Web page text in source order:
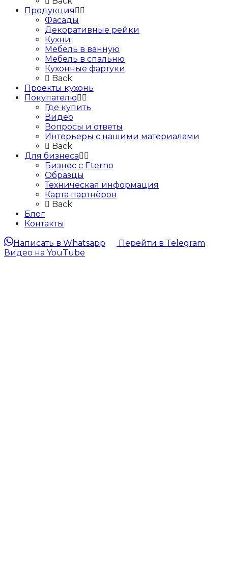
Продукция
Фасады
Декоративные рейки
Кухни
Мебель в ванную
Мебель в спальню
Кухонные фартуки
Back
Проекты кухонь
Покупателю
Где купить
Видео
Вопросы и ответы
Интерьеры с нашими материалами
Back
Для бизнеса
Бизнес с Eternо
Образцы
Техническая информация
Карта партнёров
Back
Блог
Контакты
Написать в Whatsapp
Перейти в Telegram
Видео на YouTube